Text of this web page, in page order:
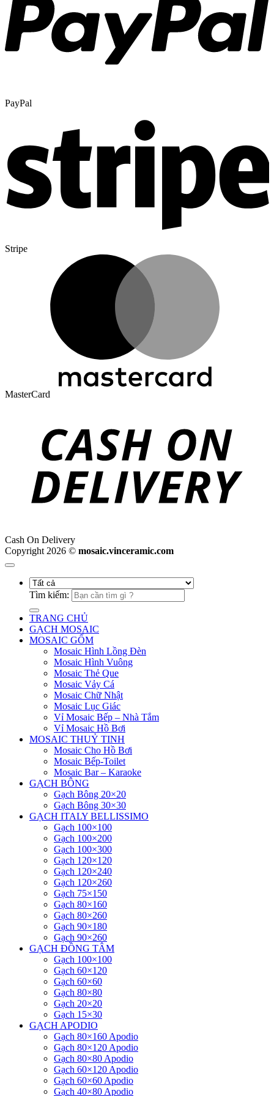
PayPal
Stripe
MasterCard
Cash On Delivery
Copyright 2026 © mosaic.vinceramic.com
Tìm kiếm:
TRANG CHỦ
GẠCH MOSAIC
MOSAIC GỐM
Mosaic Hình Lồng Đèn
Mosaic Hình Vuông
Mosaic Thẻ Que
Mosaic Vảy Cá
Mosaic Chữ Nhật
Mosaic Lục Giác
Vỉ Mosaic Bếp – Nhà Tắm
Vỉ Mosaic Hồ Bơi
MOSAIC THUỶ TINH
Mosaic Cho Hồ Bơi
Mosaic Bếp-Toilet
Mosaic Bar – Karaoke
GẠCH BÔNG
Gạch Bông 20×20
Gạch Bông 30×30
GẠCH ITALY BELLISSIMO
Gạch 100×100
Gạch 100×200
Gạch 100×300
Gạch 120×120
Gạch 120×240
Gạch 120×260
Gạch 75×150
Gạch 80×160
Gạch 80×260
Gạch 90×180
Gạch 90×260
GẠCH ĐỒNG TÂM
Gạch 100×100
Gạch 60×120
Gạch 60×60
Gạch 80×80
Gạch 20×20
Gạch 15×30
GẠCH APODIO
Gạch 80×160 Apodio
Gạch 80×120 Apodio
Gạch 80×80 Apodio
Gạch 60×120 Apodio
Gạch 60×60 Apodio
Gạch 40×80 Apodio